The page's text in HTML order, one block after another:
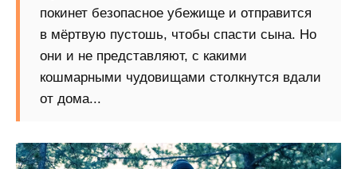
покинет безопасное убежище и отправится
в мёртвую пустошь, чтобы спасти сына. Но
они и не представляют, с какими
кошмарными чудовищами столкнутся вдали
от дома...